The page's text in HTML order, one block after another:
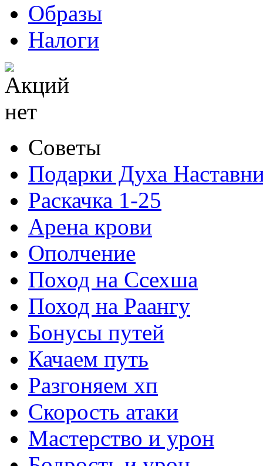
Образы
Налоги
Советы
Подарки Духа
Раскачка 1-25
Арена крови
Ополчение
Поход на Ссехша
Поход на Раангу
Бонусы путей
Качаем путь
Разгоняем хп
Скорость атаки
Мастерство и урон